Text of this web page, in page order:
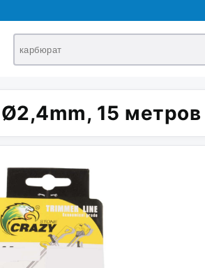
15 метров